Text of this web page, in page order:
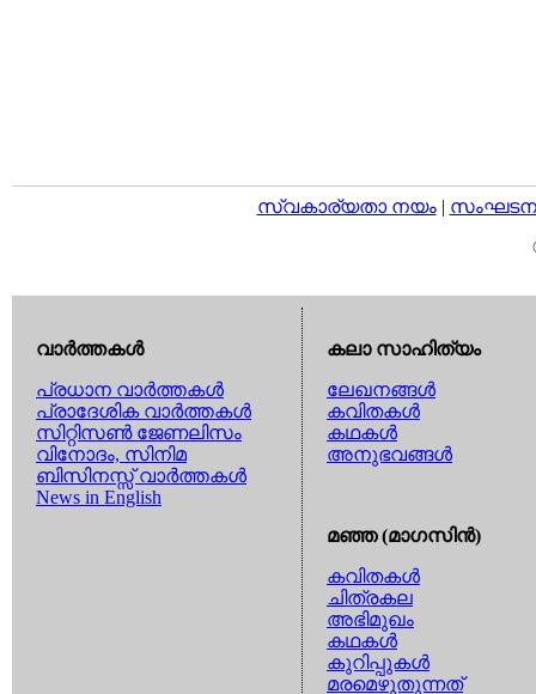
സ്വകാര്യതാ നയം|
വാര്‍ത്തകള്‍
പ്രധാന വാര്‍ത്തകള്‍
പ്രാദേശിക വാര്‍ത്തകള്‍
സിറ്റിസണ്‍ ജേണലിസം
വിനോദം, സിനിമ
ബിസിനസ്സ് വാര്‍ത്തകള്‍
News in English
കലാ സാഹിത്യം
ലേഖനങ്ങള്‍
കവിതകള്‍
കഥകള്‍
അനുഭവങ്ങള്‍
മഞ്ഞ (മാഗസിന്‍)
കവിതകള്‍
ചിത്രകല
അഭിമുഖം
കഥകള്‍
കുറിപ്പുകള്‍
മരമെഴുതുന്നത്